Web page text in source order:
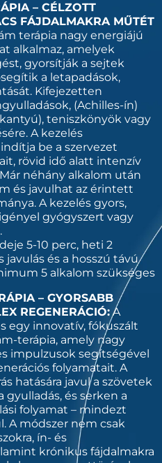
– CÉLZOTT
FÁJDALMAKRA MŰTÉT
terápia nagy energiájú
alkalmaz, amelyek
gyorsítják a sejtek
a letapadások,
Kifejezetten
(Achilles-ín)
teniszkönyök vagy
A kezelés
be a szervezet
rövid idő alatt intenzív
néhány alkalom után
és javulhat az érintett
A kezelés gyors,
gyógyszert vagy
5-10 perc, heti 2
javulás és a hosszú távú
5 alkalom szükséges
– GYORSABB
REGENERÁCIÓ:A
egy innovatív, fókuszált
terápia, amely nagy
impulzusok segítségével
folyamatait. A
hatására javul a szövetek
gyulladás, és serken a
folyamat – mindezt
A módszer nem csak
ín- és
krónikus fájdalmakra